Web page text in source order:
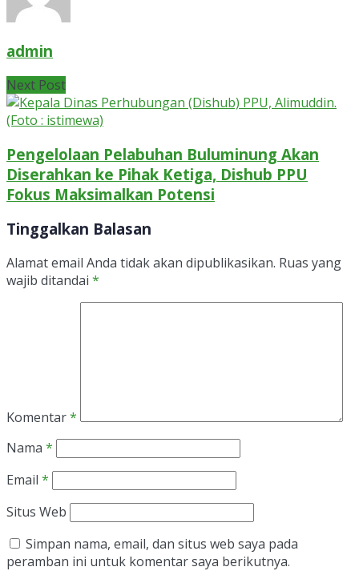
admin
Next Post
Pengelolaan Pelabuhan Buluminung Akan
Diserahkan ke Pihak Ketiga, Dishub PPU
Fokus Maksimalkan Potensi
Tinggalkan Balasan
Alamat email Anda tidak akan dipublikasikan. Ruas yang
wajib ditandai *
Komentar*
Nama *
Email *
Situs Web
Simpan nama, email, dan situs web saya pada
peramban ini untuk komentar saya berikutnya.